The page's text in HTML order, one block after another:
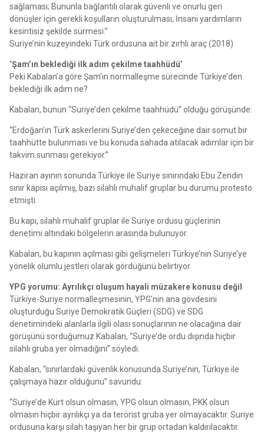
sağlaması; Bununla bağlantılı olarak güvenli ve onurlu geri
dönüşler için gerekli koşulların oluşturulması; İnsani yardımların
kesintisiz şekilde sürmesi.”
Suriye’nin kuzeyindeki Türk ordusuna ait bir zırhlı araç (2018)
‘Şam’ın beklediği ilk adım çekilme taahhüdü’
Peki Kabalan’a göre Şam’ın normalleşme sürecinde Türkiye’den
beklediği ilk adım ne?
Kabalan, bunun “Suriye’den çekilme taahhüdü” olduğu görüşünde:
“Erdoğan’ın Türk askerlerini Suriye’den çekeceğine dair somut bir
taahhütte bulunması ve bu konuda sahada atılacak adımlar için bir
takvim sunması gerekiyor.”
Haziran ayının sonunda Türkiye ile Suriye sınırındaki Ebu Zendin
sınır kapısı açılmış, bazı silahlı muhalif gruplar bu durumu protesto
etmişti.
Bu kapı, silahlı muhalif gruplar ile Suriye ordusu güçlerinin
denetimi altındaki bölgelerin arasında bulunuyor.
Kabalan, bu kapının açılması gibi gelişmeleri Türkiye’nin Suriye’ye
yönelik olumlu jestleri olarak gördüğünü belirtiyor.
YPG yorumu: Ayrılıkçı oluşum hayali müzakere konusu değil
Türkiye-Suriye normalleşmesinin, YPG’nin ana gövdesini
oluşturduğu Suriye Demokratik Güçleri (SDG) ve SDG
denetimindeki alanlarla ilgili olası sonuçlarının ne olacağına dair
görüşünü sorduğumuz Kabalan, “Suriye’de ordu dışında hiçbir
silahlı gruba yer olmadığını” söyledi.
Kabalan, “sınırlardaki güvenlik konusunda Suriye’nin, Türkiye ile
çalışmaya hazır olduğunu” savundu:
“Suriye’de Kürt olsun olmasın, YPG olsun olmasın, PKK olsun
olmasın hiçbir ayrılıkçı ya da terörist gruba yer olmayacaktır. Suriye
ordusuna karşı silah taşıyan her bir grup ortadan kaldırılacaktır.